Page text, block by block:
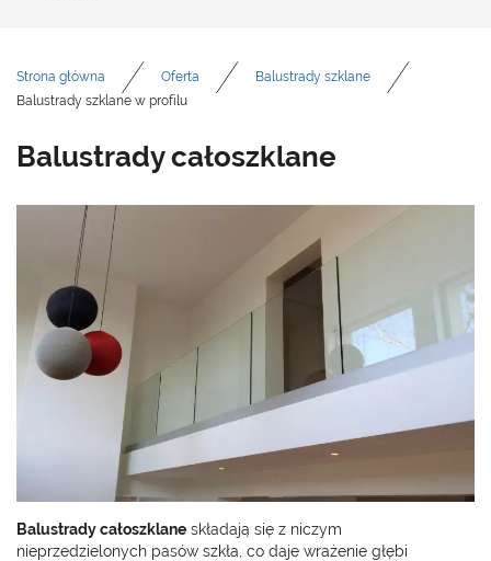
Strona główna Oferta
Balustrady szklane
Balustrady szklane w profilu
Balustrady całoszklane
Balustrady całoszklane składają się z niczym
nieprzedzielonych pasów szkła, co daje wrażenie głębi